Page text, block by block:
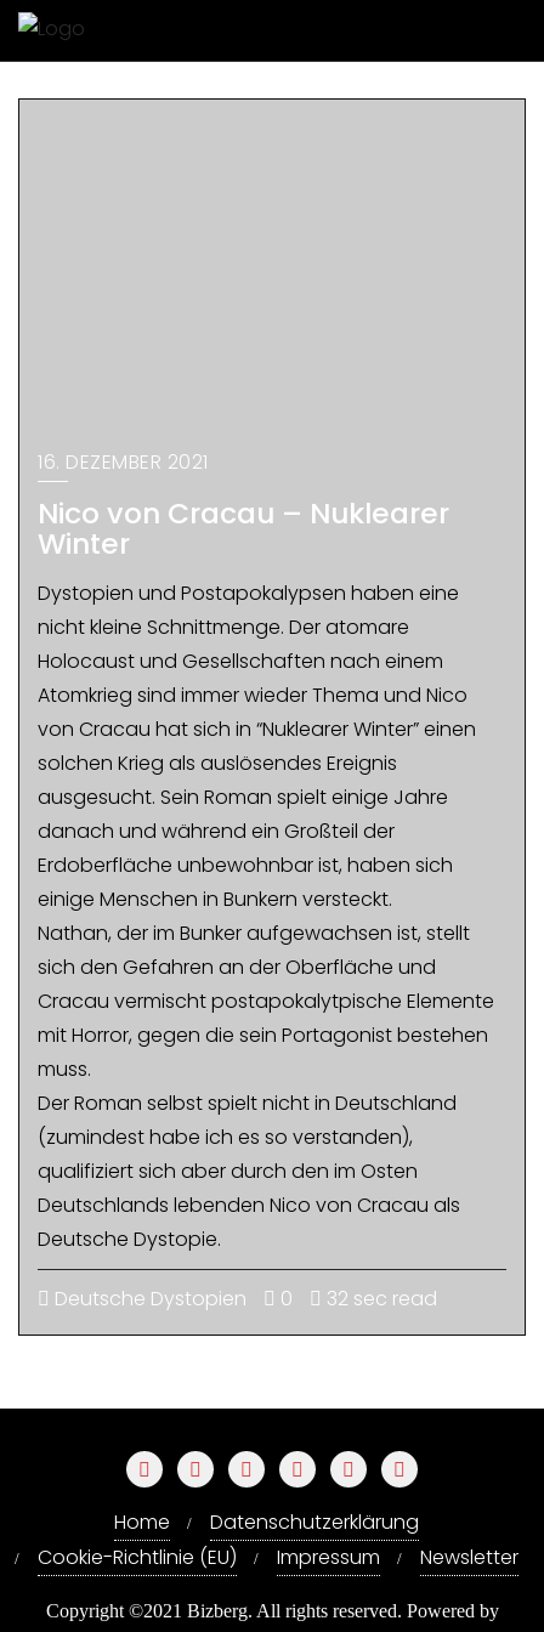
16. DEZEMBER 2021
Nico von Cracau – Nuklearer
Winter
Dystopien und Postapokalypsen haben eine
nicht kleine Schnittmenge. Der atomare
Holocaust und Gesellschaften nach einem
Atomkrieg sind immer wieder Thema und Nico
von Cracau hat sich in “Nuklearer Winter” einen
solchen Krieg als auslösendes Ereignis
ausgesucht. Sein Roman spielt einige Jahre
danach und während ein Großteil der
Erdoberfläche unbewohnbar ist, haben sich
einige Menschen in Bunkern versteckt.
Nathan, der im Bunker aufgewachsen ist, stellt
sich den Gefahren an der Oberfläche und
Cracau vermischt postapokalytpische Elemente
mit Horror, gegen die sein Portagonist bestehen
muss.
Der Roman selbst spielt nicht in Deutschland
(zumindest habe ich es so verstanden),
qualifiziert sich aber durch den im Osten
Deutschlands lebenden Nico von Cracau als
Deutsche Dystopie.
Deutsche Dystopien 0 32 sec read
Home
Datenschutzerklärung
Cookie-Richtlinie (EU)
Impressum Newsletter
Copyright ©2021 Bizberg. All rights reserved. Powered by